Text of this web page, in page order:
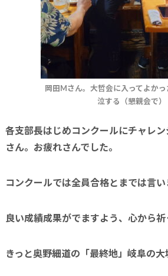
岡田Mさん。大哲会に入ってよか
泣する（懇親会で）
各支部長はじめコンクールにチャレ
さん。お疲れさんでした。
コンクールでは全員合格とまでは言い
良い成績成果がでますよう、心から祈
きっと奥野細道の「最終地」岐阜の